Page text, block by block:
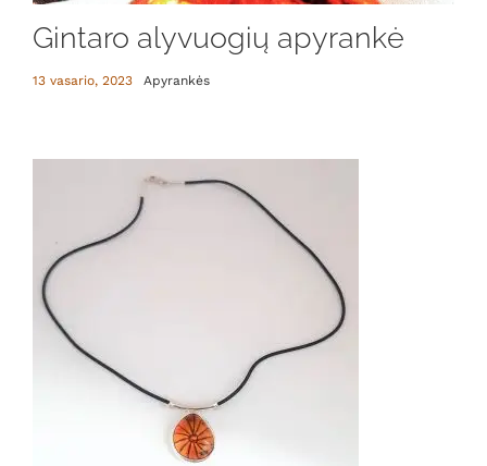
Gintaro alyvuogių apyrankė
13 vasario, 2023 Apyrankės